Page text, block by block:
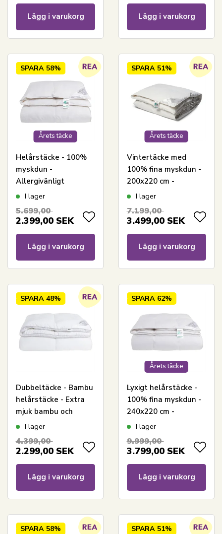
Lägg i varukorg
Lägg i varukorg
Årets täcke
SPARA 58%
Helårstäcke - 100%
myskdun -
Allergivänligt
duntäcke - 200x220
Home täcke
I lager
5.699,00
2.399,00 SEK
Lägg i varukorg
Årets täcke
SPARA 51%
Vintertäcke med
100% fina myskdun -
200x220 cm -
Allergivänligt
Nordstrand Home
I lager
7.199,00
3.499,00 SEK
Lägg i varukorg
SPARA 48%
Dubbeltäcke - Bambu
helårstäcke - Extra
mjuk bambu och
dunfiber -
240x220 cm -
I lager
4.399,00
2.299,00 SEK
Lägg i varukorg
Årets täcke
SPARA 62%
Lyxigt helårstäcke -
100% fina myskdun -
240x220 cm -
Nordstrand Home
bomullssatinöverdrag
I lager
9.999,00
3.799,00 SEK
Lägg i varukorg
SPARA 58% SPARA 51%